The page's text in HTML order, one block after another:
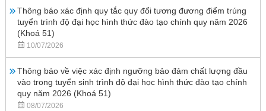
Thông báo xác định quy tắc quy đổi tương đương điểm trúng
tuyển trình độ đại học hình thức đào tạo chính quy năm 2026
(Khoá 51)
10/07/2026
Thông báo về việc xác định ngưỡng bảo đảm chất lượng đầu
vào trong tuyển sinh trình độ đại học hình thức đào tạo chính
quy năm 2026 (Khoá 51)
08/07/2026